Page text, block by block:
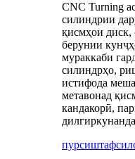
CNC Turning
силиндрии
қисмҳои диск,
берунии
мураккаби
силиндрҳо,
истифода
метавонад
кандакорӣ,
пурсиш